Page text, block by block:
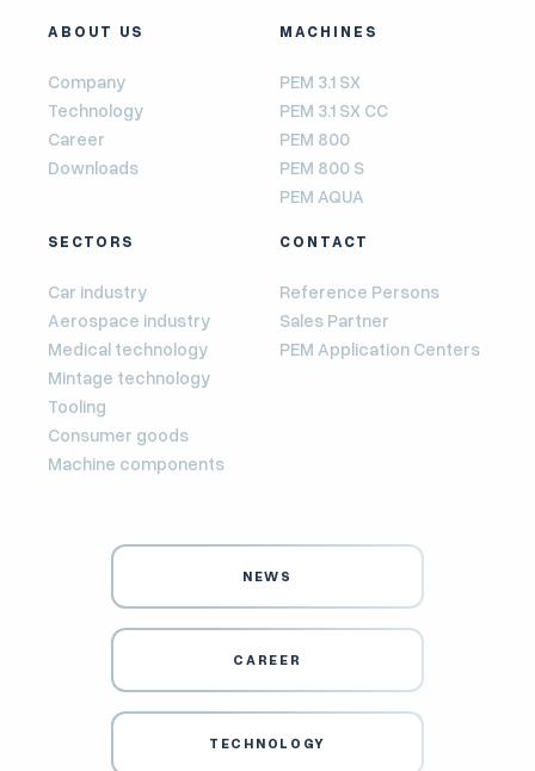
ABOUT US
Company
Technology
Career
Downloads
MACHINES
PEM 3.1 SX
PEM 3.1 SX CC
PEM 800
PEM 800 S
PEM AQUA
SECTORS
Car industry
Aerospace industry
Medical technology
Mintage technology
Tooling
Consumer goods
Machine components
CONTACT
Reference Persons
Sales Partner
PEM Application Centers
NEWS
CAREER
TECHNOLOGY